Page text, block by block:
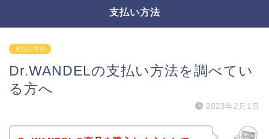
支払い方法
支払い方法
Dr.WANDELの支払い方法を調べてい
る方へ
2023年2月1日